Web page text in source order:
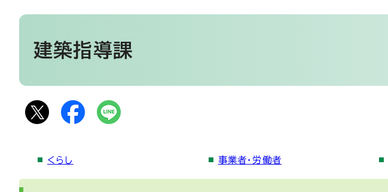
建築指導課
くらし 事業者・労働者